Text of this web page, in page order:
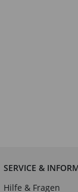
SERVICE &
Hilfe & Fragen